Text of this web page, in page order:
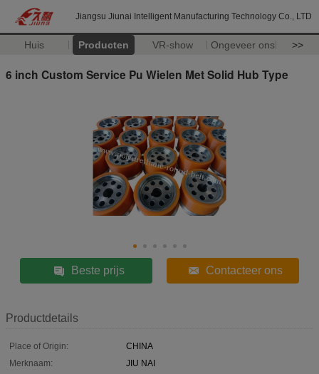
Jiangsu Jiunai Intelligent Manufacturing Technology Co., LTD
Huis Producten VR-show Ongeveer ons >>
6 inch Custom Service Pu Wielen Met Solid Hub Type
Beste prijs Contacteer ons
Productdetails
Place of Origin:
CHINA
Merknaam:
JIU NAI